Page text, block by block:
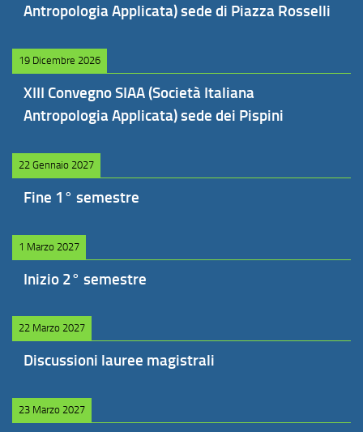
Antropologia Applicata) sede di Piazza Rosselli
19 Dicembre 2026
XIII Convegno SIAA (Società Italiana
Antropologia Applicata) sede dei Pispini
22 Gennaio 2027
Fine 1° semestre
1 Marzo 2027
Inizio 2° semestre
22 Marzo 2027
Discussioni lauree magistrali
23 Marzo 2027